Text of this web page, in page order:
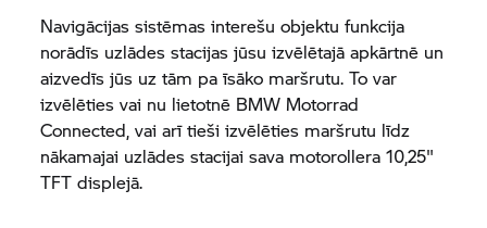
Navigācijas sistēmas interešu objektu funkcija
norādīs uzlādes stacijas jūsu izvēlētajā apkārtnē un
aizvedīs jūs uz tām pa īsāko maršrutu. To var
izvēlēties vai nu lietotnē BMW Motorrad
Connected, vai arī tieši izvēlēties maršrutu līdz
nākamajai uzlādes stacijai sava motorollera 10,25"
TFT displejā.